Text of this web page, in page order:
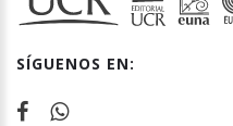
SÍGUENOS EN: